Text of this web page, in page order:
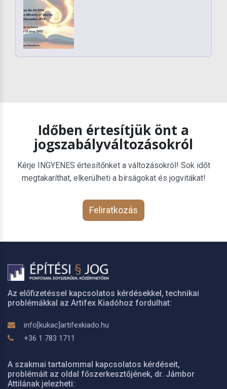
Időben értesítjük önt a
jogszabályváltozásokról
Kérje INGYENES értesítőnket a változásokról! Sok időt
megtakaríthat, elkerülheti a bírságokat és jogvitákat!
Feliratkozás
Az előfizetéssel kapcsolatos kérdésekkel, technikai
problémákkal az Artifex Kiadóhoz fordulhat:
info[kukac]artifexkiado.hu
+36 1 783 1711
A szakmai tartalommal kapcsolatos kérdéseit,
problémáit az oldal főszerkesztőjének, dr. Jámbor
Attilának jelezheti: